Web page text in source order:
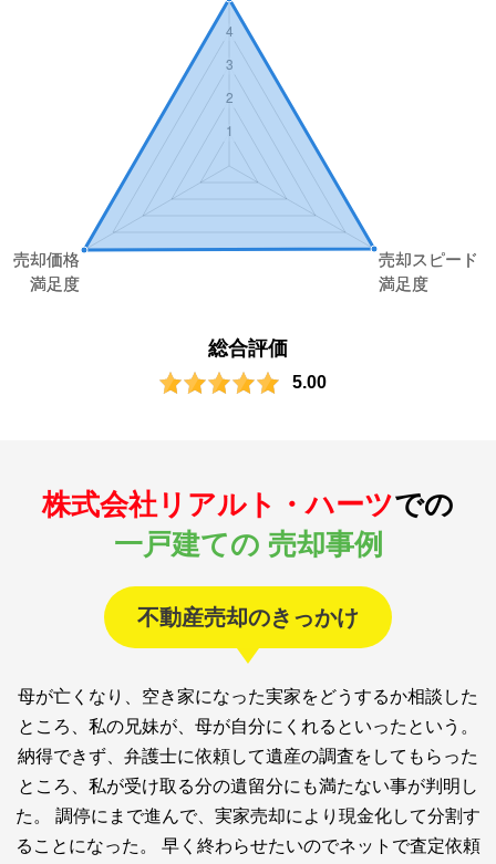
総合評価
5.00
株式会社リアルト・ハーツでの
一戸建ての 売却事例
不動産売却のきっかけ
母が亡くなり、空き家になった実家をどうするか相談した
ところ、私の兄妹が、母が自分にくれるといったという。
納得できず、弁護士に依頼して遺産の調査をしてもらった
ところ、私が受け取る分の遺留分にも満たない事が判明し
た。 調停にまで進んで、実家売却により現金化して分割す
ることになった。 早く終わらせたいのでネットで査定依頼